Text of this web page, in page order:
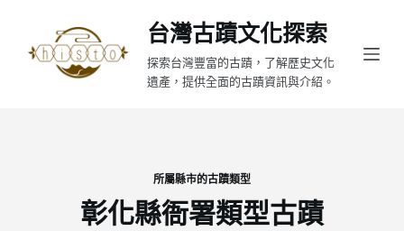
至
台灣古蹟文化探索
探索台灣豐富的古蹟，了解歷史文化
遺產，提供全面的古蹟資訊與介紹。
所屬縣市的古蹟類型
彰化縣衙署類型古蹟